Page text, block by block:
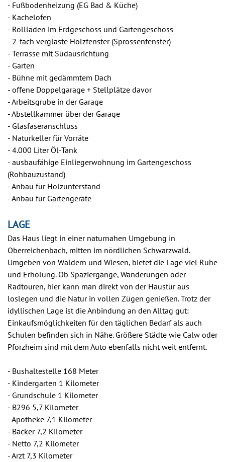
- Fußbodenheizung (EG Bad & Küche)
- Kachelofen
- Rollläden im Erdgeschoss und Gartengeschoss
- 2-fach verglaste Holzfenster (Sprossenfenster)
- Terrasse mit Südausrichtung
- Garten
- Bühne mit gedämmtem Dach
- offene Doppelgarage + Stellplätze davor
- Arbeitsgrube in der Garage
- Abstellkammer über der Garage
- Glasfaseranschluss
- Naturkeller für Vorräte
- 4.000 Liter Öl-Tank
- ausbaufähige Einliegerwohnung im Gartengeschoss
(Rohbauzustand)
- Anbau für Holzunterstand
- Anbau für Gartengeräte
LAGE
Das Haus liegt in einer naturnahen Umgebung in
Oberreichenbach, mitten im nördlichen Schwarzwald.
Umgeben von Wäldern und Wiesen, bietet die Lage viel Ruhe
und Erholung. Ob Spaziergänge, Wanderungen oder
Radtouren, hier kann man direkt von der Haustür aus
loslegen und die Natur in vollen Zügen genießen. Trotz der
idyllischen Lage ist die Anbindung an den Alltag gut:
Einkaufsmöglichkeiten für den täglichen Bedarf als auch
Schulen befinden sich in Nähe. Größere Städte wie Calw oder
Pforzheim sind mit dem Auto ebenfalls nicht weit entfernt.
- Bushaltestelle 168 Meter
- Kindergarten 1 Kilometer
- Grundschule 1 Kilometer
- B296 5,7 Kilometer
- Apotheke 7,1 Kilometer
- Bäcker 7,2 Kilometer
- Netto 7,2 Kilometer
- Arzt 7,3 Kilometer